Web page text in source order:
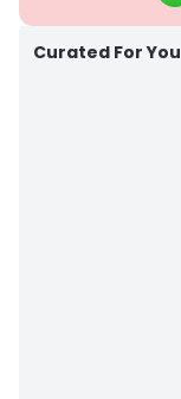
Curated For You